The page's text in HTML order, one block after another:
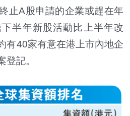
止A股申請的企業或趕在年
半年新股活動比上半年改
有40家有意在港上市內地企
登記。